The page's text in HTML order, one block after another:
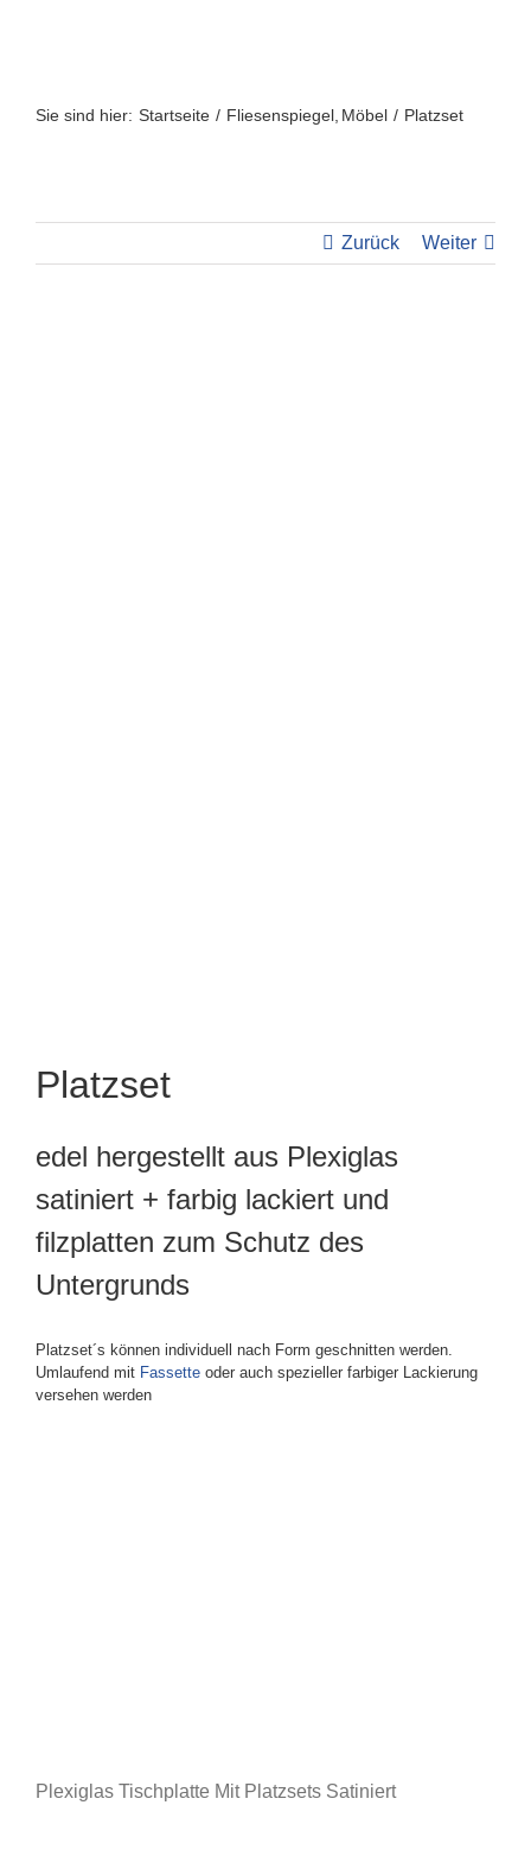
Sie sind hier: Startseite Fliesenspiegel Möbel Platzset
Zurück Weiter
Platzset
edel hergestellt aus Plexiglas
satiniert + farbig lackiert und
filzplatten zum Schutz des
Untergrunds
Platzset´s können individuell nach Form geschnitten werden.
Umlaufend mit Fassetteoder auch spezieller farbiger Lackierung
versehen werden
Plexiglas Tischplatte Mit Platzsets Satiniert